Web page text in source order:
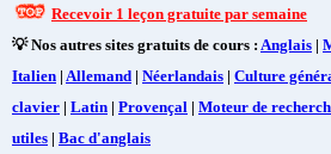
Recevoir 1 leçon gratuite par semaine
💡 Nos autres sites gratuits de cours : Anglais |
Italien | Allemand | Néerlandais | Culture
clavier | Latin | Provençal | Moteur de
utiles | Bac d'anglais